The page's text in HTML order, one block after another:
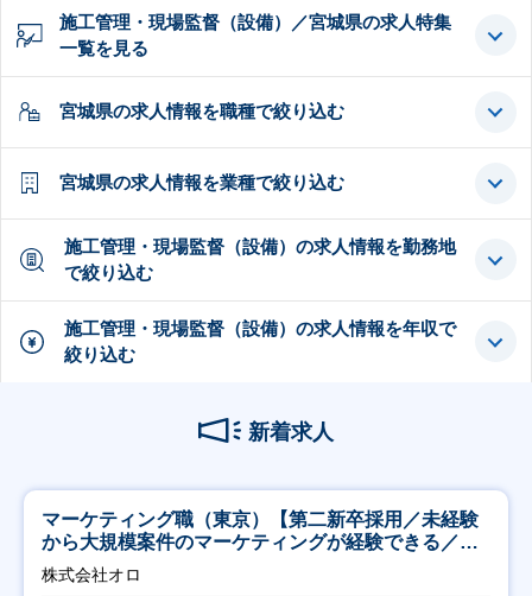
施工管理・現場監督（設備）／宮城県の求人特集
一覧を見る
宮城県の求人情報を職種で絞り込む
宮城県の求人情報を業種で絞り込む
施工管理・現場監督（設備）の求人情報を勤務地
で絞り込む
施工管理・現場監督（設備）の求人情報を年収で
絞り込む
新着求人
マーケティング職（東京）【第二新卒採用／未経験
から大規模案件のマーケティングが経験できる／研
修充実】
株式会社オロ